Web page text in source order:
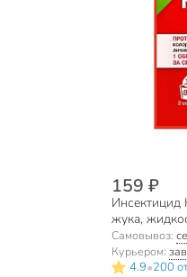
159 ₽
Инсектицид
жука,
Самовывоз:
Курьером:
4.9•200